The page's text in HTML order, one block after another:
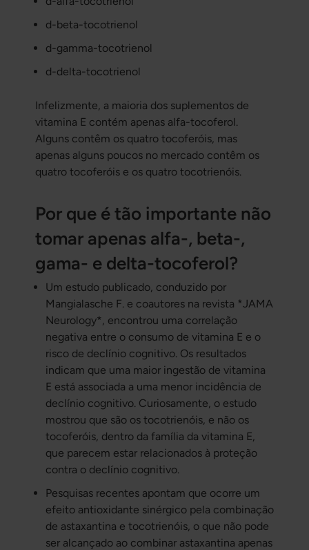
d-beta-tocotrienol
d-gamma-tocotrienol
d-delta-tocotrienol
Infelizmente, a maioria dos suplementos de
vitamina E contém apenas alfa-tocoferol.
Alguns contêm os quatro tocoferóis, mas
apenas alguns poucos no mercado contêm os
quatro tocoferóis e os quatro tocotrienóis.
Por que é tão importante não
tomar apenas alfa-, beta-,
gama- e delta-tocoferol?
Um estudo publicado, conduzido por
Mangialasche F. e coautores na revista *JAMA
Neurology*, encontrou uma correlação
negativa entre o consumo de vitamina E e o
risco de declínio cognitivo. Os resultados
indicam que uma maior ingestão de vitamina
E está associada a uma menor incidência de
declínio cognitivo. Curiosamente, o estudo
mostrou que são os tocotrienóis, e não os
tocoferóis, dentro da família da vitamina E,
que parecem estar relacionados à proteção
contra o declínio cognitivo.
Pesquisas recentes apontam que ocorre um
efeito antioxidante sinérgico pela combinação
de astaxantina e tocotrienóis, o que não pode
ser alcançado ao combinar astaxantina apenas